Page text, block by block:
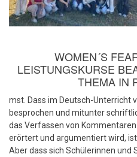
WOMEN´S
LEISTUNGSKURSE
THEMA IN
mst. Dass im Deutsch-Unterricht
besprochen und mitunter
das Verfassen von
erörtert und argumentiert wird,
Aber dass sich Schülerinnen und